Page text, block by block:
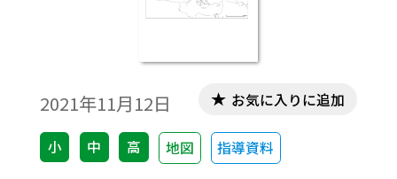
2021年11月12日
小 中 高 地図 指導資料
お気に入りに追加